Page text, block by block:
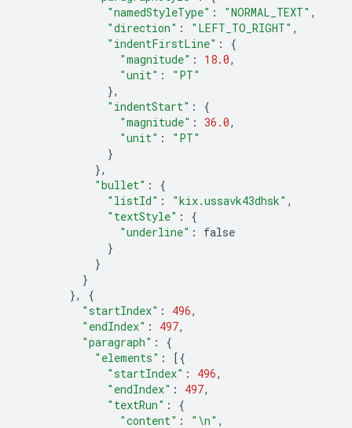
"namedStyleType" : "NORMAL_TEXT" ,
"direction" : "LEFT_TO_RIGHT" ,
"indentFirstLine" :
{
"magnitude" : 18.0,
"unit" :
"PT"
},
"indentStart" :
{
"magnitude" : 36.0,
"unit" :
"PT"
}
},
"bullet" :
{
"listId" : "kix.ussavk43dhsk" ,
"textStyle" :
{
"underline" :
false
}
}
}
},
{
"startIndex" : 496,
"endIndex" : 497,
"paragraph" :
{
"elements" :
[{
"startIndex" : 496,
"endIndex" : 497,
"textRun" :
{
"content" : " \n" ,